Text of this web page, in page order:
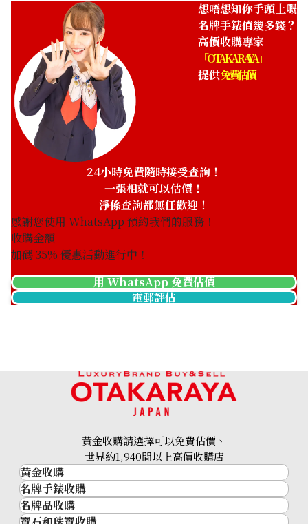
Lange & Söhne Saxonia
Flach LSLS2053AX
參考回收價
收購日期: 2024年11月 收購日期: 2026年3月
參考回收價
Ivory
參考回收價
ASK
想唔想知你手頭上嘅
名牌手錶值幾多錢？
高價收購專家
「OTAKARAYA」
提供免費估價
24小時免費隨時接受查詢！
一張相就可以估價！
淨係查詢都無任歡迎！
感謝您使用 WhatsApp 預約我們的服務！
收購金額
加碼35% 優惠活動進行中！
用 WhatsApp 免費估價
電郵評估
黃金收購請選擇可以免費估價、
世界約1,940間以上高價收購店
黃金收購
黃金･金條
金條
名牌手錶收購
名牌手錶收購
名牌品收購